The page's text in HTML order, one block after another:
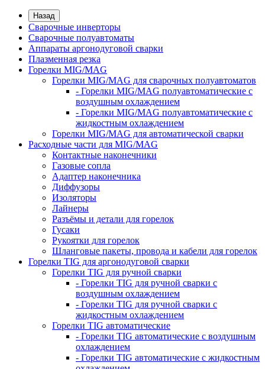
Назад
Сварочные инверторы
Сварочные полуавтоматы
Аппараты аргонодуговой сварки
Плазменная резка
Горелки MIG/MAG
Горелки MIG/MAG для сварочных полуавтоматов
- Горелки MIG/MAG полуавтоматические с
воздушным охлаждением
- Горелки MIG/MAG полуавтоматические с
жидкостным охлаждением
Горелки MIG/MAG для автоматической сварки
Расходные части для MIG/MAG
Контактные наконечники
Газовые сопла
Адаптер наконечника
Диффузоры
Изоляторы
Лайнеры
Разъёмы и детали для горелок
Гусаки
Рукоятки для горелок
Шланговые пакеты, провода и кабели для горелок
Горелки TIG для аргонодуговой сварки
Горелки TIG для ручной сварки
- Горелки TIG для ручной сварки с
воздушным охлаждением
- Горелки TIG для ручной сварки с
жидкостным охлаждением
Горелки TIG автоматические
- Горелки TIG автоматические с воздушным
охлаждением
- Горелки TIG автоматические с жидкостным